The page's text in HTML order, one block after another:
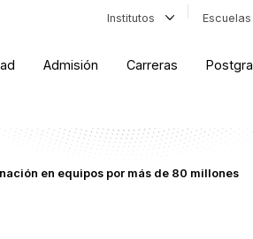
Institutos Escuelas
Admisión Carreras
en equipos por más de 80 millones